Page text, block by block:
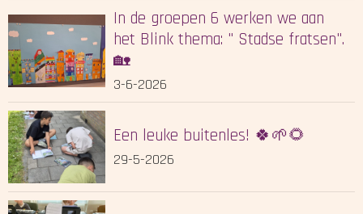
In de groepen 6 werken we aan
het Blink thema: " Stadse fratsen".
🏡
3-6-2026
Een leuke buitenles! 🍀🌱🌻
29-5-2026